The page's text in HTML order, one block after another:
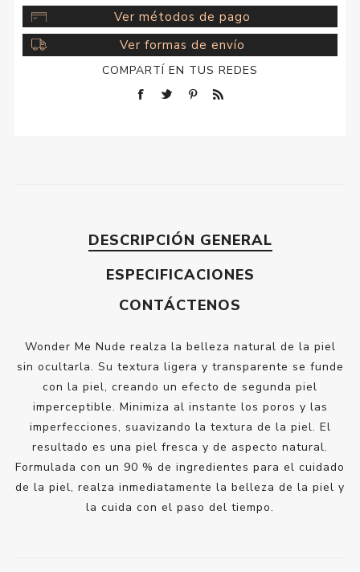
Ver métodos de pago
Ver formas de envío
COMPARTÍ EN TUS REDES
DESCRIPCIÓN GENERAL
ESPECIFICACIONES
CONTÁCTENOS
Wonder Me Nude realza la belleza natural de la piel
sin ocultarla. Su textura ligera y transparente se funde
con la piel, creando un efecto de segunda piel
imperceptible. Minimiza al instante los poros y las
imperfecciones, suavizando la textura de la piel. El
resultado es una piel fresca y de aspecto natural.
Formulada con un 90 % de ingredientes para el cuidado
de la piel, realza inmediatamente la belleza de la piel y
la cuida con el paso del tiempo.